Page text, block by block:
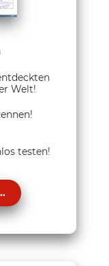
Welt!
testen!